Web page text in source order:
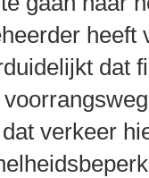
dat
verkeer